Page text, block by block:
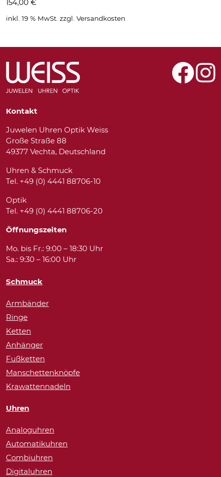
154,00 €
inkl. 19 % MwSt. zzgl. Versandkosten
Kontakt
Juwelen Uhren Optik Weiss
Große Straße 88
49377 Vechta, Deutschland
Uhren & Schmuck
Tel. +49 (0) 4441 88706-10
Optik
Tel. +49 (0) 4441 88706-20
Öffnungszeiten
Mo. bis Fr.: 9:00 – 18:30 Uhr
Sa.: 9:30 – 16:00 Uhr
Schmuck
Armbänder
Ringe
Ketten
Anhänger
Fußketten
Manschettenknöpfe
Krawattennadeln
Uhren
Analoguhren
Automatikuhren
Combiuhren
Digitaluhren